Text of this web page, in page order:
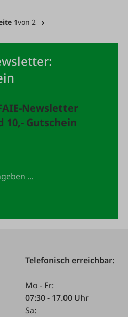
1von 2
Newsletter
10,- Gutschein
Telefonisch erreichbar:
Mo - Fr:
07:30 - 17.00 Uhr
Sa: